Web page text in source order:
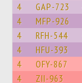
4 GAP-723
4 MFP-926
4 RFH-544
4 HFU-393
4 OFY-867
4 ZII-963